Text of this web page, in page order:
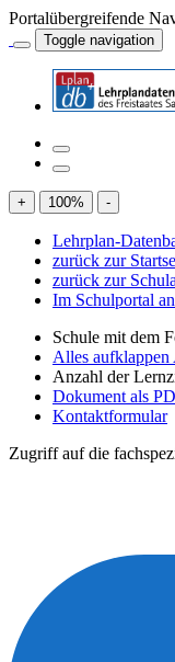
Portalübergreifende
Toggle navigation
+ 100% -
Lehrplan-
zurück zur
zurück zur
Im Schulportal
Schule mit dem
Alles aufklappen
Anzahl der
Dokument als
Kontaktformular
Zugriff auf die